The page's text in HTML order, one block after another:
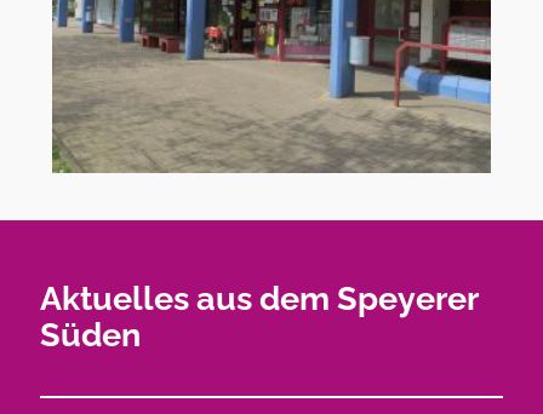
Aktuelles aus dem Speyerer
Süden